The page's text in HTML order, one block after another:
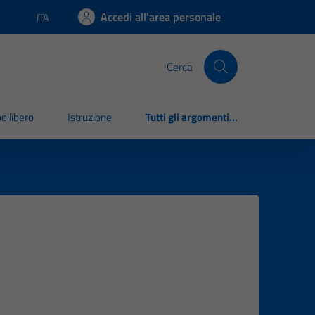
Lingua attiva:
ITA Accedi all'area personale
Cerca
libero Istruzione Tutti gli argomenti...